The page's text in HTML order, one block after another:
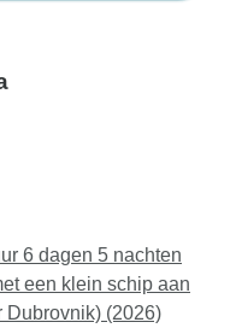
6 dagen 5 nachten
een klein schip aan
Dubrovnik) (2026)